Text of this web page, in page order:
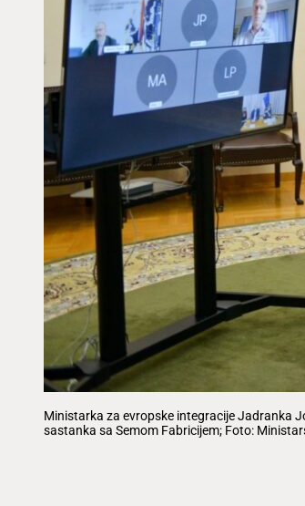
Ministarka za evropske integracije Jadranka
sastanka sa Semom Fabricijem; Foto: